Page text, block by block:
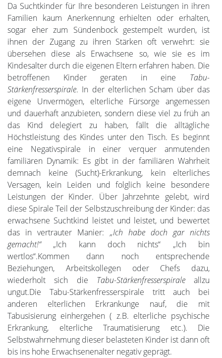
Da Suchtkinder für Ihre besonderen Leistungen in ihren
Familien kaum Anerkennung erhielten oder erhalten,
sogar eher zum Sündenbock gestempelt wurden, ist
ihnen der Zugang zu ihren Stärken oft verwehrt: sie
übersehen diese als Erwachsene so, wie sie es im
Kindesalter durch die eigenen Eltern erfahren haben. Die
betroffenen Kinder geraten in eine Tabu-
Stärkenfresserspirale. In der elterlichen Scham über das
eigene Unvermögen, elterliche Fürsorge angemessen
und dauerhaft anzubieten, sondern diese viel zu früh an
das Kind delegiert zu haben, fällt die alltägliche
Höchstleistung des Kindes unter den Tisch. Es beginnt
eine Negativspirale in einer verquer anmutenden
familiären Dynamik: Es gibt in der familiären Wahrheit
demnach keine (Sucht)-Erkrankung, kein elterliches
Versagen, kein Leiden und folglich keine besondere
Leistungen der Kinder. Über Jahrzehnte gelebt, wird
diese Spirale Teil der Selbstzuschreibung der Kinder: das
erwachsene Suchtkind leistet und leistet, und bewertet
das in vertrauter Manier: „Ich habe doch gar nichts
gemacht!“„Ich kann doch nichts“ „Ich bin
wertlos“.Kommen dann noch entsprechende
Beziehungen, Arbeitskollegen oder Chefs dazu,
wiederholt sich die Tabu-Stärkenfresserspiraleallzu
ungut.Die Tabu-Stärkenfresserspirale tritt auch bei
anderen elterlichen Erkrankunge nauf, die mit
Tabusisierung einhergehen ( z.B. elterliche psychische
Erkrankung, elterliche Traumatisierung etc.). Die
Selbstwahrnehmung dieser belasteten Kinder ist dann oft
bis ins hohe Erwachsenenalter negativ geprägt.